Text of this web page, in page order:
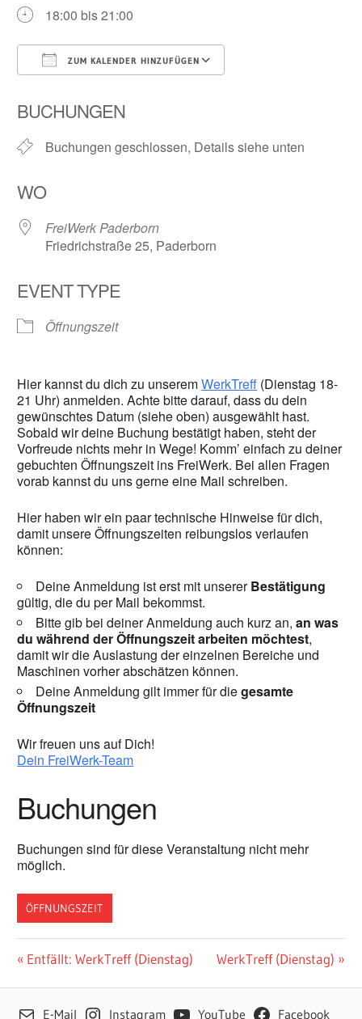
18:00 bis 21:00
ZUM KALENDER HINZUFÜGEN
BUCHUNGEN
Buchungen geschlossen, Details siehe unten
WO
FreiWerk Paderborn
Friedrichstraße 25, Paderborn
EVENT TYPE
Öffnungszeit
Hier kannst du dich zu unseremWerkTreff (Dienstag 18-
21 Uhr) anmelden. Achte bitte darauf, dass du dein
gewünschtes Datum (siehe oben) ausgewählt hast.
Sobald wir deine Buchung bestätigt haben, steht der
Vorfreude nichts mehr in Wege! Komm’ einfach zu deiner
gebuchten Öffnungszeit ins FreiWerk. Bei allen Fragen
vorab kannst du uns gerne eine Mail schreiben.
Hier haben wir ein paar technische Hinweise für dich,
damit unsere Öffnungszeiten reibungslos verlaufen
können:
Deine Anmeldung ist erst mit unsererBestätigung
gültig, die du per Mail bekommst.
Bitte gib bei deiner Anmeldung auch kurz an,an was
du während der Öffnungszeit arbeiten möchtest,
damit wir die Auslastung der einzelnen Bereiche und
Maschinen vorher abschätzen können.
Deine Anmeldung gilt immer für diegesamte
Öffnungszeit
Wir freuen uns auf Dich!
Dein FreiWerk-Team
Buchungen
Buchungen sind für diese Veranstaltung nicht mehr
möglich.
ÖFFNUNGSZEIT
Beitragsnavigation
Vorheriger
Entfällt: WerkTreff (Dienstag)
Nächster
WerkTreff (Dienstag)
E-Mail Instagram YouTube Facebook